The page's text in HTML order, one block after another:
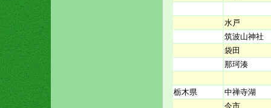
水戸
筑波山神社
袋田
那珂湊
栃木県
中禅寺湖
今市